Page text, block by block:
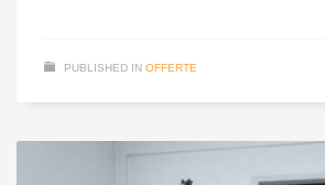
PUBLISHED IN OFFERTE